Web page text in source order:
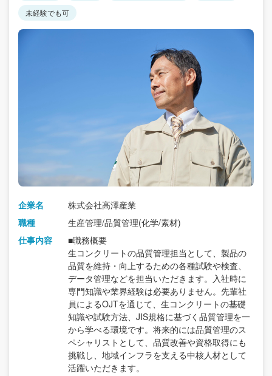
未経験でも可
企業名
株式会社高澤産業
職種
生産管理/品質管理(化学/素材)
仕事内容
■職務概要
生コンクリートの品質管理担当として、製品の
品質を維持・向上するための各種試験や検査、
データ管理などを担当いただきます。入社時に
専門知識や業界経験は必要ありません。先輩社
員によるOJTを通じて、生コンクリートの基礎
知識や試験方法、JIS規格に基づく品質管理を一
から学べる環境です。将来的には品質管理のス
ペシャリストとして、品質改善や資格取得にも
挑戦し、地域インフラを支える中核人材として
活躍いただきます。